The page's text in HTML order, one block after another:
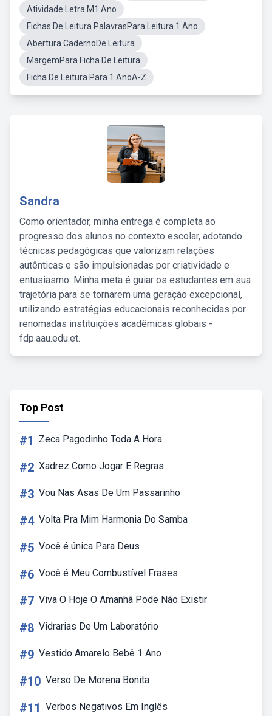
Atividade Letra M1 Ano
Fichas De Leitura PalavrasPara Leitura 1 Ano
Abertura CadernoDe Leitura
MargemPara Ficha De Leitura
Ficha De Leitura Para 1 AnoA-Z
Sandra
Como orientador, minha entrega é completa ao
progresso dos alunos no contexto escolar, adotando
técnicas pedagógicas que valorizam relações
autênticas e são impulsionadas por criatividade e
entusiasmo. Minha meta é guiar os estudantes em sua
trajetória para se tornarem uma geração excepcional,
utilizando estratégias educacionais reconhecidas por
renomadas instituições acadêmicas globais -
fdp.aau.edu.et.
Top Post
#1 Zeca Pagodinho Toda A Hora
#2 Xadrez Como Jogar E Regras
#3 Vou Nas Asas De Um Passarinho
#4 Volta Pra Mim Harmonia Do Samba
#5 Você é única Para Deus
#6 Você é Meu Combustível Frases
#7 Viva O Hoje O Amanhã Pode Não Existir
#8 Vidrarias De Um Laboratório
#9 Vestido Amarelo Bebê 1 Ano
#10 Verso De Morena Bonita
#11 Verbos Negativos Em Inglês